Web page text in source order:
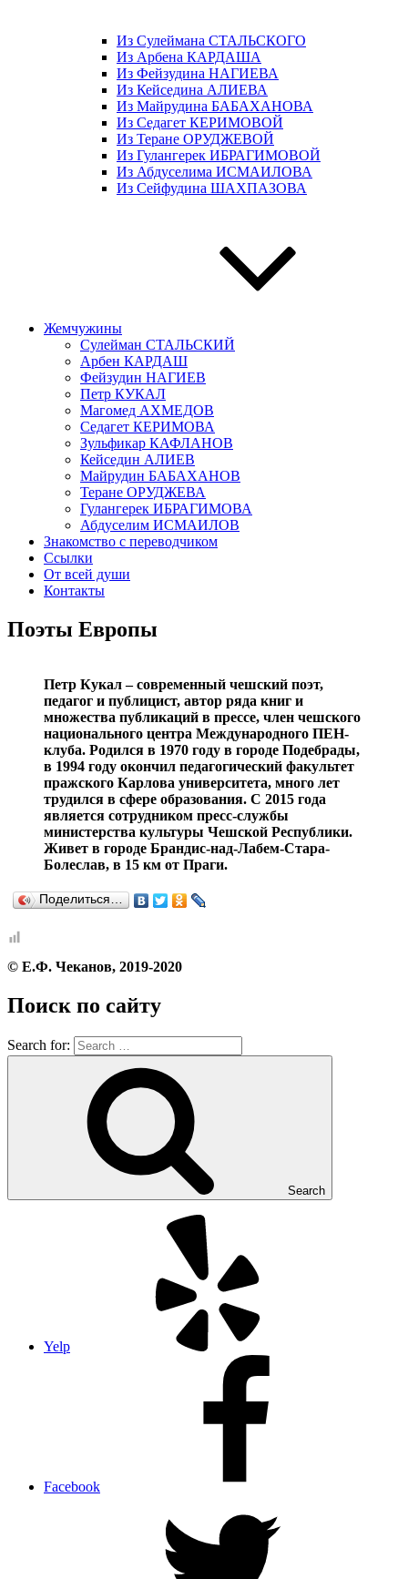
Из Сулеймана СТАЛЬСКОГО
Из Арбена КАРДАША
Из Фейзудина НАГИЕВА
Из Кейседина АЛИЕВА
Из Майрудина БАБАХАНОВА
Из Седагет КЕРИМОВОЙ
Из Теране ОРУДЖЕВОЙ
Из Гулангерек ИБРАГИМОВОЙ
Из Абдуселима ИСМАИЛОВА
Из Сейфудина ШАХПАЗОВА
Жемчужины
Сулейман СТАЛЬСКИЙ
Арбен КАРДАШ
Фейзудин НАГИЕВ
Петр КУКАЛ
Магомед АХМЕДОВ
Седагет КЕРИМОВА
Зульфикар КАФЛАНОВ
Кейседин АЛИЕВ
Майрудин БАБАХАНОВ
Теране ОРУДЖЕВА
Гулангерек ИБРАГИМОВА
Абдуселим ИСМАИЛОВ
Знакомство с переводчиком
Ссылки
От всей души
Контакты
Поэты Европы
Петр Кукал – современный чешский поэт,
педагог и публицист, автор ряда книг и
множества публикаций в прессе, член чешского
национального центра Международного ПЕН-
клуба. Родился в 1970 году в городе Подебрады,
в 1994 году окончил педагогический факультет
пражского Карлова университета, много лет
трудился в сфере образования. С 2015 года
является сотрудником пресс-службы
министерства культуры Чешской Республики.
Живет в городе Брандис-над-Лабем-Стара-
Болеслав, в 15 км от Праги.
Поделиться…
© Е.Ф. Чеканов, 2019-2020
Поиск по сайту
Search for:
Search
Yelp
Facebook